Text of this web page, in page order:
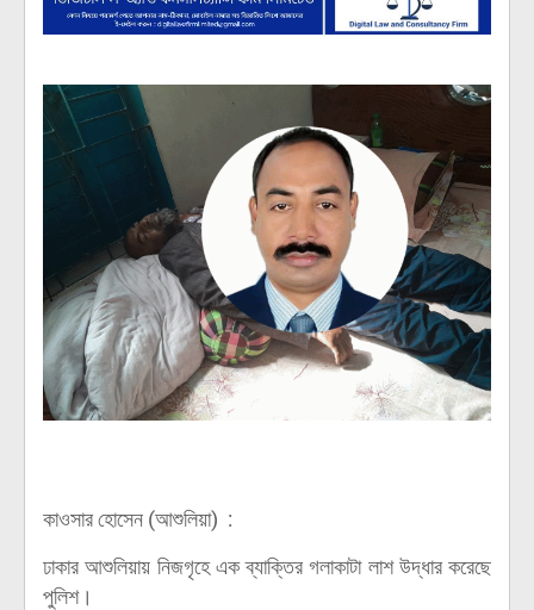
কাওসার হোসেন (আশুলিয়া) :
ঢাকার আশুলিয়ায় নিজগৃহে এক ব্যাক্তির গলাকাটা লাশ উদ্ধার করেছে
পুলিশ।